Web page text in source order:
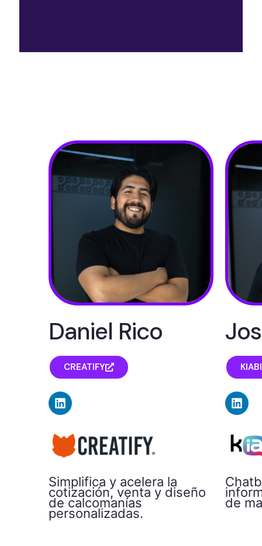
Daniel Rico
CREATIFY
Simplifica y acelera la
cotización, venta y diseño
de calcomanías
personalizadas.
de